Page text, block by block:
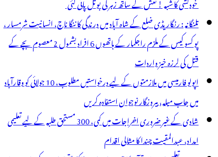
تلنگانہ : رنگاریڈی ضلع کے شاہ آباد میں درندگی کا ننگا ناچ، انسانیت شرمسار ،
پو کسو کیس کے ملزم راجکمار کے ہاتھوں 6 افراد بشمول 2 معصوم بچے کے
قتل کی لرزہ خیز واردات
اپولو فارمیسی میں ملازمتوں کے لیے درخواستیں مطلوب، 10 جولائی کو وقارآباد
میں جاب میلہ، بیروزگار نوجوان استفادہ کریں
شادی کے غیر ضروری اخراجات میں کمی، 300 مستحق طلبہ کے لیے تعلیمی
امداد، عبدالمقیت چندا کا مثالی اقدام